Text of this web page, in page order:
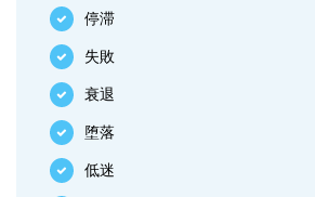
停滞
失敗
衰退
堕落
低迷